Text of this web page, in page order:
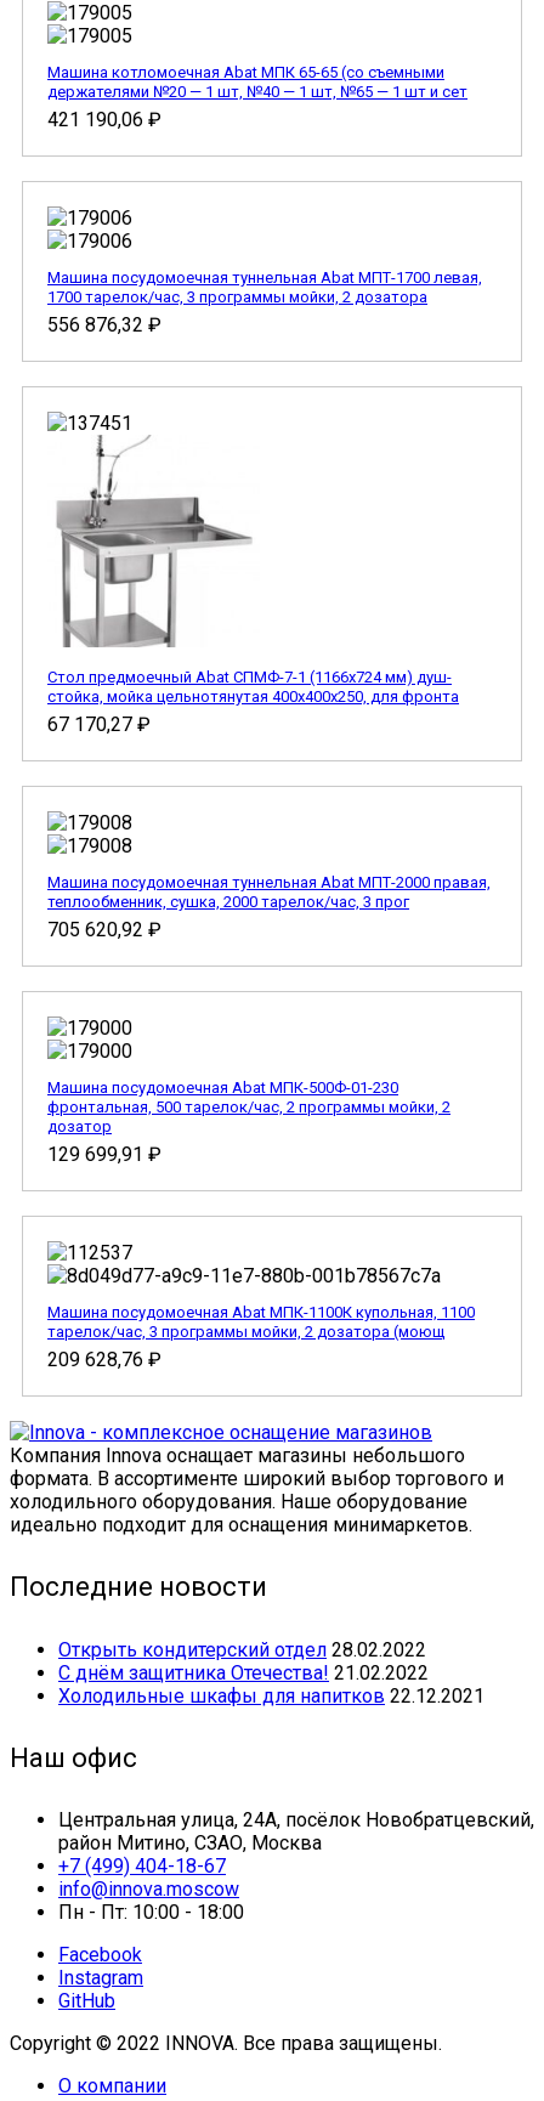
Машина котломоечная Abat МПК 65-65 (со съемными
держателями №20 — 1 шт, №40 — 1 шт, №65 — 1 шт и сет
421 190,06 ₽
Машина посудомоечная туннельная Abat МПТ-1700 левая,
1700 тарелок/час, 3 программы мойки, 2 дозатора
556 876,32 ₽
Стол предмоечный Abat СПМФ-7-1 (1166х724 мм) душ-
стойка, мойка цельнотянутая 400х400х250, для фронта
67 170,27 ₽
Машина посудомоечная туннельная Abat МПТ-2000 правая,
теплообменник, сушка, 2000 тарелок/час, 3 прог
705 620,92 ₽
Машина посудомоечная Abat МПК-500Ф-01-230
фронтальная, 500 тарелок/час, 2 программы мойки, 2
дозатор
129 699,91 ₽
Машина посудомоечная Abat МПК-1100К купольная, 1100
тарелок/час, 3 программы мойки, 2 дозатора (моющ
209 628,76 ₽
Компания Innova оснащает магазины небольшого
формата. В ассортименте широкий выбор торгового и
холодильного оборудования. Наше оборудование
идеально подходит для оснащения минимаркетов.
Последние новости
Открыть кондитерский отдел 28.02.2022
С днём защитника Отечества! 21.02.2022
Холодильные шкафы для напитков 22.12.2021
Наш офис
Центральная улица, 24А, посёлок Новобратцевский,
район Митино, СЗАО, Москва
+7 (499) 404-18-67
info@innova.moscow
Пн - Пт: 10:00 - 18:00
Facebook
Instagram
GitHub
Copyright © 2022 INNOVA. Все права защищены.
О компании